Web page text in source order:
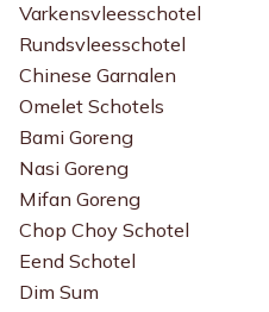
Varkensvleesschotel
Rundsvleesschotel
Chinese Garnalen
Omelet Schotels
Bami Goreng
Nasi Goreng
Mifan Goreng
Chop Choy Schotel
Eend Schotel
Dim Sum